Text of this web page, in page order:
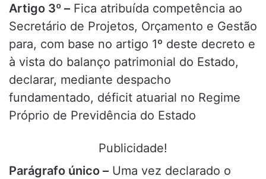
Artigo 3º – Fica atribuída competência ao
Secretário de Projetos, Orçamento e Gestão
para, com base no artigo 1º deste decreto e
à vista do balanço patrimonial do Estado,
declarar, mediante despacho
fundamentado, déficit atuarial no Regime
Próprio de Previdência do Estado
Publicidade!
Parágrafo único – Uma vez declarado o